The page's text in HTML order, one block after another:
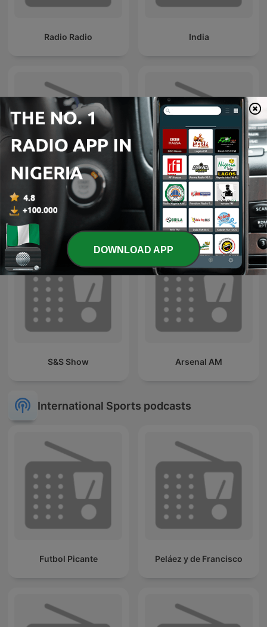
Radio Radio India
FC Barcelona hoy The 8-8 Podcast
S&S Show Arsenal AM
International Sports podcasts
Futbol Picante Peláez y de Francisco
DOWNLOAD APP